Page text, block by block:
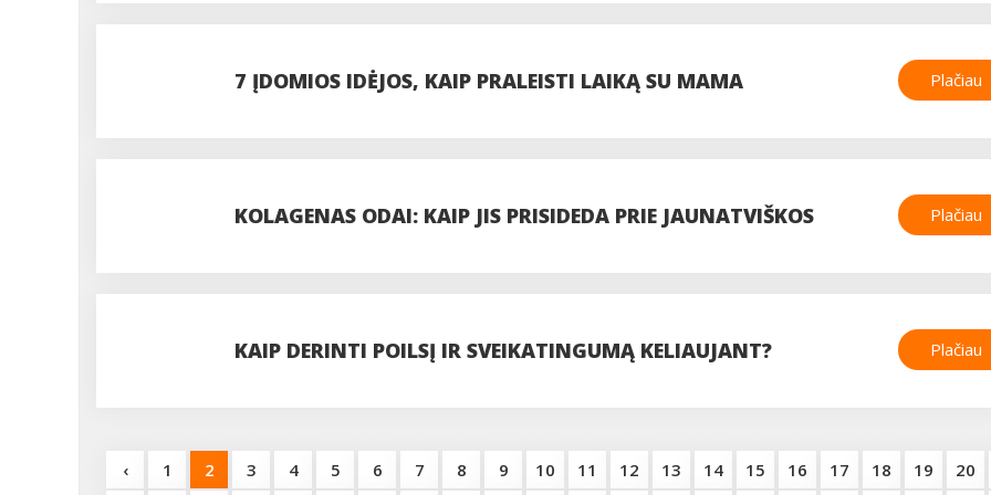
7 ĮDOMIOS IDĖJOS, KAIP PRALEISTI LAIKĄ SU MAMA Plačiau
KOLAGENAS ODAI: KAIP JIS PRISIDEDA PRIE JAUNATVIŠKOS Plačiau
KAIP DERINTI POILSĮ IR SVEIKATINGUMĄ KELIAUJANT? Plačiau
‹ 1 2 3 4 5 6 7 8 9 10 11 12 13 14 15 16 17 18 19 20